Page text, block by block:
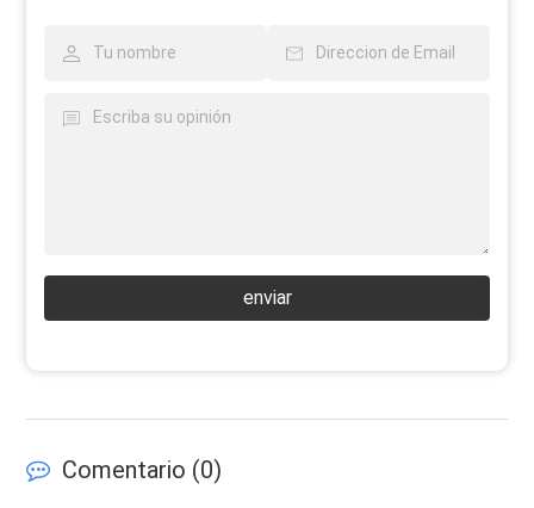
enviar
Comentario (0)